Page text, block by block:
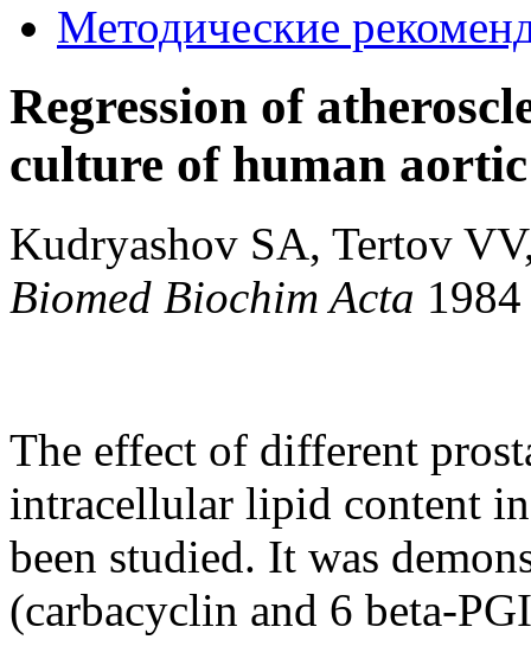
Методические
Regression of
culture of human
Kudryashov SA, Tertov
Biomed Biochim Acta
The effect of different
intracellular lipid content
been studied. It was
(carbacyclin and 6 beta-